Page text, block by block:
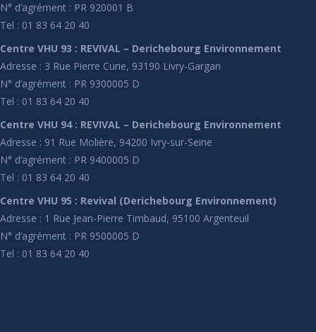
N° d’agrément : PR 920001 B
Tel : 01 83 64 20 40
Centre VHU 93 : REVIVAL – Derichebourg Environnement
Adresse : 3 Rue Pierre Curie, 93190 Livry-Gargan
N° d’agrément : PR 9300005 D
Tel : 01 83 64 20 40
Centre VHU 94 : REVIVAL – Derichebourg Environnement
Adresse : 91 Rue Molière, 94200 Ivry-sur-Seine
N° d’agrément : PR 9400005 D
Tel : 01 83 64 20 40
Centre VHU 95 : Revival (Derichebourg Environnement)
Adresse : 1 Rue Jean-Pierre Timbaud, 95100 Argenteuil
N° d’agrément : PR 9500005 D
Tel : 01 83 64 20 40